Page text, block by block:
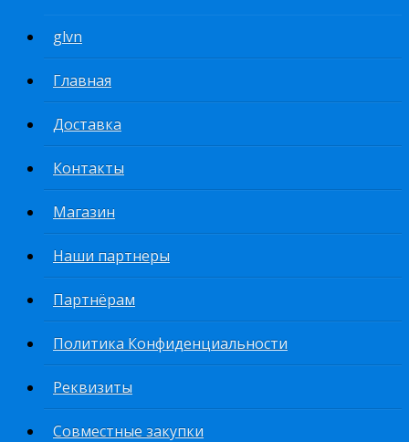
glvn
Главная
Доставка
Контакты
Магазин
Наши партнеры
Партнёрам
Политика Конфиденциальности
Реквизиты
Совместные закупки